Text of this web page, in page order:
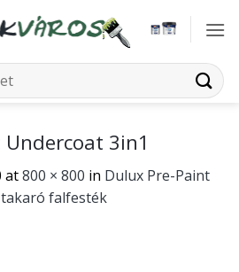
3in1
at800 × 800 in Dulux Pre-Paint
falfesték